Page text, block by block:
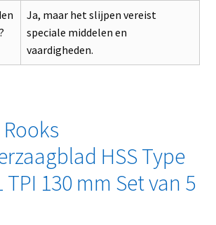
Ja, maar het slijpen vereist
speciale middelen en
vaardigheden.
HSS Type
TPI 130 mm Set van 5